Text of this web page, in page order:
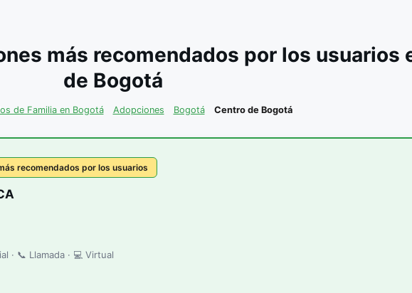
más recomendados por los usuarios
de Bogotá
de Familia en Bogotá Adopciones Bogotá Centro de Bogotá
recomendados por los usuarios
· 📞 Llamada · 💻 Virtual